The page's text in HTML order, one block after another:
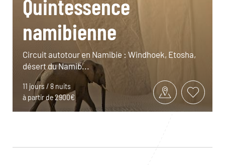
Quintessence
namibienne
Circuit autotour en Namibie : Windhoek, Etosha,
désert du Namib...
11 jours / 8 nuits
à partir de 2900€